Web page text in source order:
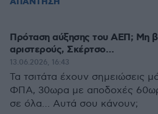
Πρόταση αύξησης του ΑΕΠ; Μη
αριστερούς, Σκέρτσο…
13.06.2026, 16:43
Τα τσιτάτα έχουν σημειώσεις
ΦΠΑ, 30ωρα με αποδοχές
σε όλα… Αυτά σου κάνουν;